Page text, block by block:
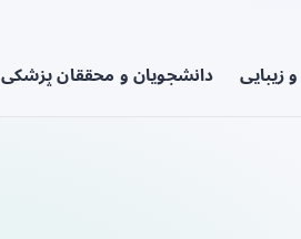
زیبایی دانشجویان و محققان پزشکی